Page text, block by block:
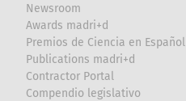
Newsroom
Awards madri+d
Premios de Ciencia en Español
Publications madri+d
Contractor Portal
Compendio legislativo